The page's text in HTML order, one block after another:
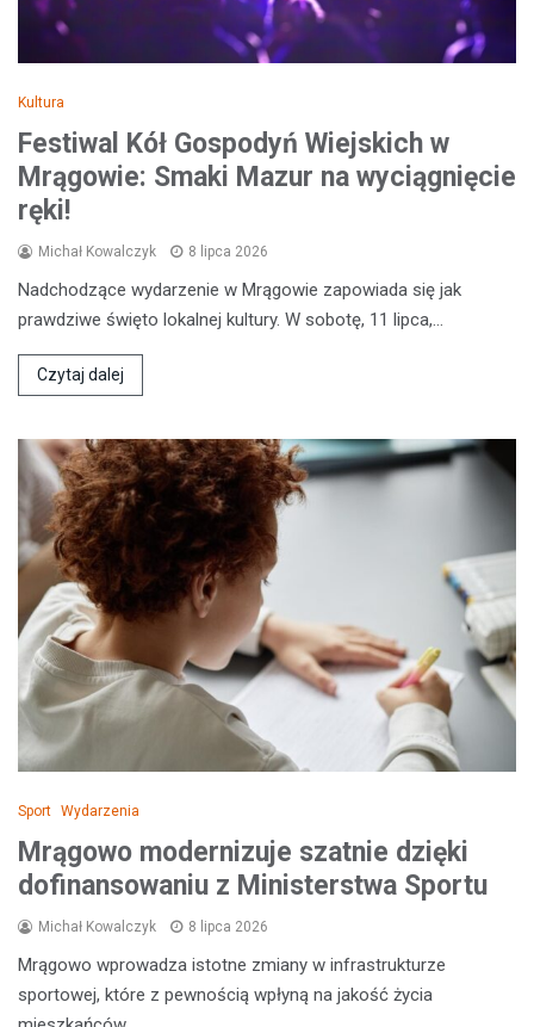
Kultura
Festiwal Kół Gospodyń Wiejskich w
Mrągowie: Smaki Mazur na wyciągnięcie
ręki!
Michał Kowalczyk 8 lipca 2026
Nadchodzące wydarzenie w Mrągowie zapowiada się jak
prawdziwe święto lokalnej kultury. W sobotę, 11 lipca,…
Czytaj dalej
Sport Wydarzenia
Mrągowo modernizuje szatnie dzięki
dofinansowaniu z Ministerstwa Sportu
Michał Kowalczyk 8 lipca 2026
Mrągowo wprowadza istotne zmiany w infrastrukturze
sportowej, które z pewnością wpłyną na jakość życia